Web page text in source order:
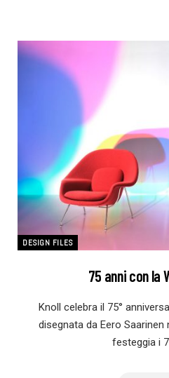
DESIGN FILES
75 anni con la
Knoll celebra il 75°
disegnata da Eero Saarinen
festeggia i